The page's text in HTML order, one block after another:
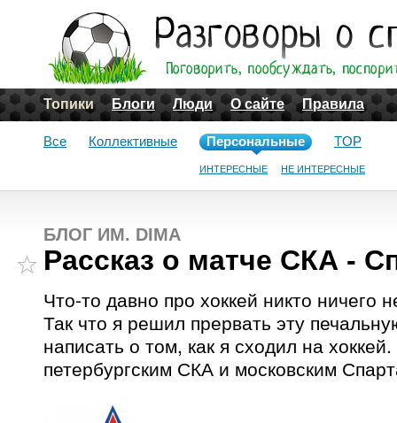
Топики Блоги Люди О сайте Правила
Все Коллективные Персональные
ИНТЕРЕСНЫЕ НЕ ИНТЕРЕСНЫЕ
TOP
БЛОГ ИМ. DIMA
Рассказ о матче СКА -
Что-то давно про хоккей никто ничего
Так что я решил прервать эту
написать о том, как я сходил на
петербургским СКА и московским